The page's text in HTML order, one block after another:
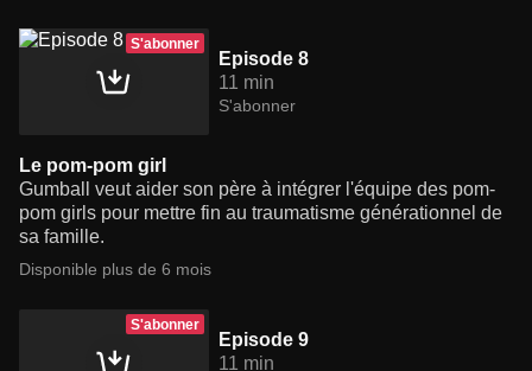
S'abonner
Episode 8
11 min
S'abonner
Le pom-pom girl
Gumball veut aider son père à intégrer l'équipe des pom-
pom girls pour mettre fin au traumatisme générationnel de
sa famille.
Disponible plus de 6 mois
S'abonner
Episode 9
11 min